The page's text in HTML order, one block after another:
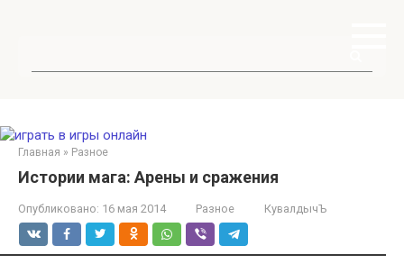
Главная » Разное
Истории мага: Арены и сражения
Опубликовано: 16 мая 2014 Разное КувалдычЪ